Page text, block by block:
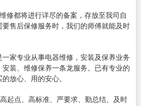
修都将进行详尽的备案，存放至我司自
售后保修服务时，我们的师傅就能及时
家专业从事电器维修，安装及保养业务
装、维修保养一条龙服务。已有专业的
放心、用的安心。
起点、高标准、严要求、勤总结、及时